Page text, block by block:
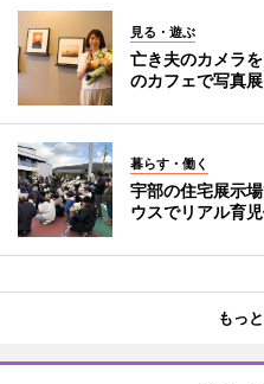
見る・遊ぶ
亡き夫のカメラ
のカフェで写真展
暮らす・働く
宇部の住宅展示
ウスでリアル育
もっ